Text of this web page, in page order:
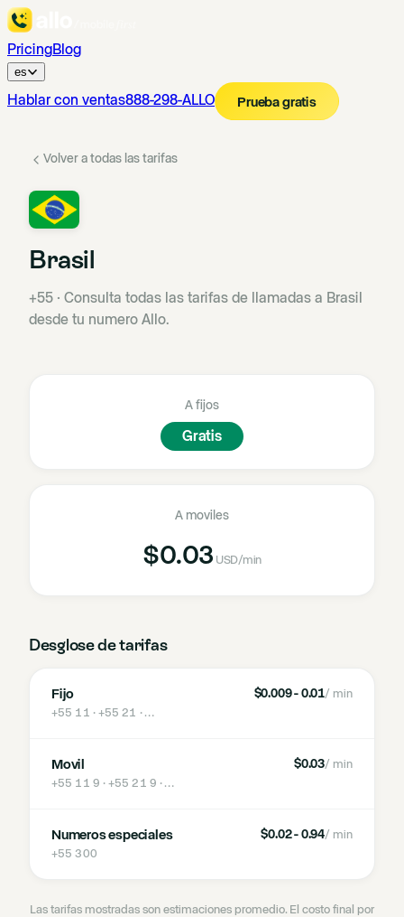
PricingBlog
es
Hablar con ventas888-298-ALLO Prueba gratis
Volver a todas las tarifas
Brasil
+55 · Consulta todas las tarifas de llamadas a Brasil
desde tu numero Allo.
A fijos
Gratis
A moviles
$0.03 USD/min
Desglose de tarifas
Fijo
+55 11 · +55 21 · …
$0.009 - 0.01/ min
Movil
+55 11 9 · +55 21 9 · …
$0.03/ min
Numeros especiales
+55 300
$0.02 - 0.94/ min
Las tarifas mostradas son estimaciones promedio. El costo final por